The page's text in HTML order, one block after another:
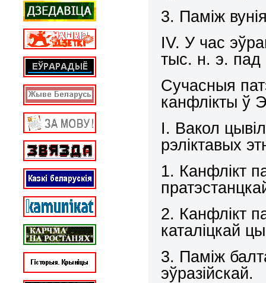
3. Паміж
ІV. У час
тыс. н. э. пад
Сучасныя
канфлікты ў
І. Вакол
рэліктавых
1. Канфлікт
2. Канфлікт
каталіцкай
3. Паміж
эўразійскай.